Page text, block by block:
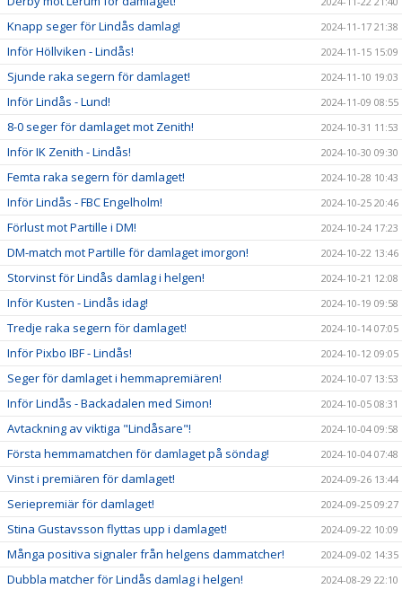
Knapp seger för Lindås damlag! 2024-11-17 21:38
Inför Höllviken - Lindås! 2024-11-15 15:09
Sjunde raka segern för damlaget! 2024-11-10 19:03
Inför Lindås - Lund! 2024-11-09 08:55
8-0 seger för damlaget mot Zenith! 2024-10-31 11:53
Inför IK Zenith - Lindås! 2024-10-30 09:30
Femta raka segern för damlaget! 2024-10-28 10:43
Inför Lindås - FBC Engelholm! 2024-10-25 20:46
Förlust mot Partille i DM! 2024-10-24 17:23
DM-match mot Partille för damlaget imorgon! 2024-10-22 13:46
Storvinst för Lindås damlag i helgen! 2024-10-21 12:08
Inför Kusten - Lindås idag! 2024-10-19 09:58
Tredje raka segern för damlaget! 2024-10-14 07:05
Inför Pixbo IBF - Lindås! 2024-10-12 09:05
Seger för damlaget i hemmapremiären! 2024-10-07 13:53
Inför Lindås - Backadalen med Simon! 2024-10-05 08:31
Avtackning av viktiga "Lindåsare"! 2024-10-04 09:58
Första hemmamatchen för damlaget på söndag! 2024-10-04 07:48
Vinst i premiären för damlaget! 2024-09-26 13:44
Seriepremiär för damlaget! 2024-09-25 09:27
Stina Gustavsson flyttas upp i damlaget! 2024-09-22 10:09
Många positiva signaler från helgens dammatcher! 2024-09-02 14:35
Dubbla matcher för Lindås damlag i helgen! 2024-08-29 22:10